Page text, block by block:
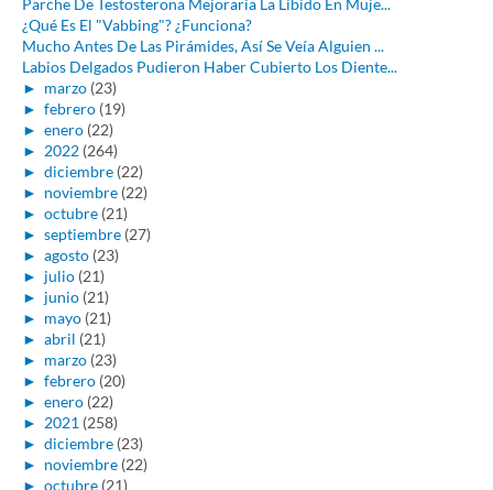
¿Qué Es El "Vabbing"? ¿Funciona?
Mucho Antes De Las Pirámides, Así Se Veía Alguien ...
Labios Delgados Pudieron Haber Cubierto Los Diente...
► marzo (23)
► febrero (19)
► enero (22)
► 2022 (264)
► diciembre (22)
► noviembre (22)
► octubre (21)
► septiembre (27)
► agosto (23)
► julio (21)
► junio (21)
► mayo (21)
► abril (21)
► marzo (23)
► febrero (20)
► enero (22)
► 2021 (258)
► diciembre (23)
► noviembre (22)
► octubre (21)